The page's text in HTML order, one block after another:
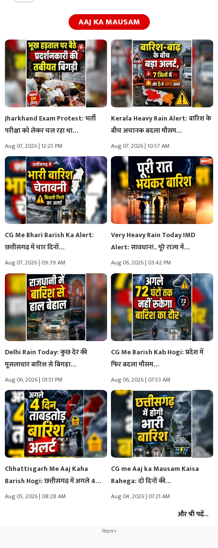
AAJ KA MAUSAM
Jharkhand Exam Protest: भर्ती
परीक्षा को लेकर चल रहा था…
Aug 07, 2026 | 12:25 PM
Kerala Heavy Rain Alert: बारिश के
बीच अचानक बदला मौसम…
Aug 07, 2026 | 10:57 AM
CG Me Bhari Barish Ka Alert:
छत्तीसगढ़ में चार दिनों…
Aug 07, 2026 | 09:39 AM
Very Heavy Rain Today IMD
Alert: सावधान!.. पूरे राज्य में…
Aug 06, 2026 | 03:42 PM
Delhi Rain Today: कुछ देर की
मूसलाधार बारिश से बिगड़ा…
Aug 06, 2026 | 01:51 PM
CG Me Barish Kab Hogi: प्रदेश में
फिर बदला मौसम…
Aug 06, 2026 | 07:53 AM
Chhattisgarh Me Aaj Kaha
Barish Hogi: छत्तीसगढ़ में अगले 4…
Aug 05, 2026 | 08:28 AM
CG me Aaj ka Mausam Kaisa
Rahega: दो दिनों की…
Aug 04, 2026 | 07:21 AM
और भी पढ़ें...